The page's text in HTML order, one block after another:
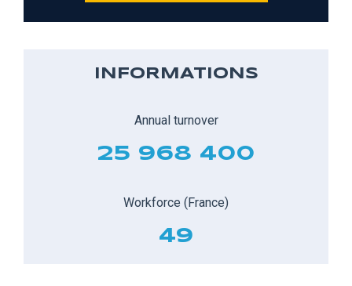
INFORMATIONS
Annual turnover
25 968 400
Workforce (France)
49